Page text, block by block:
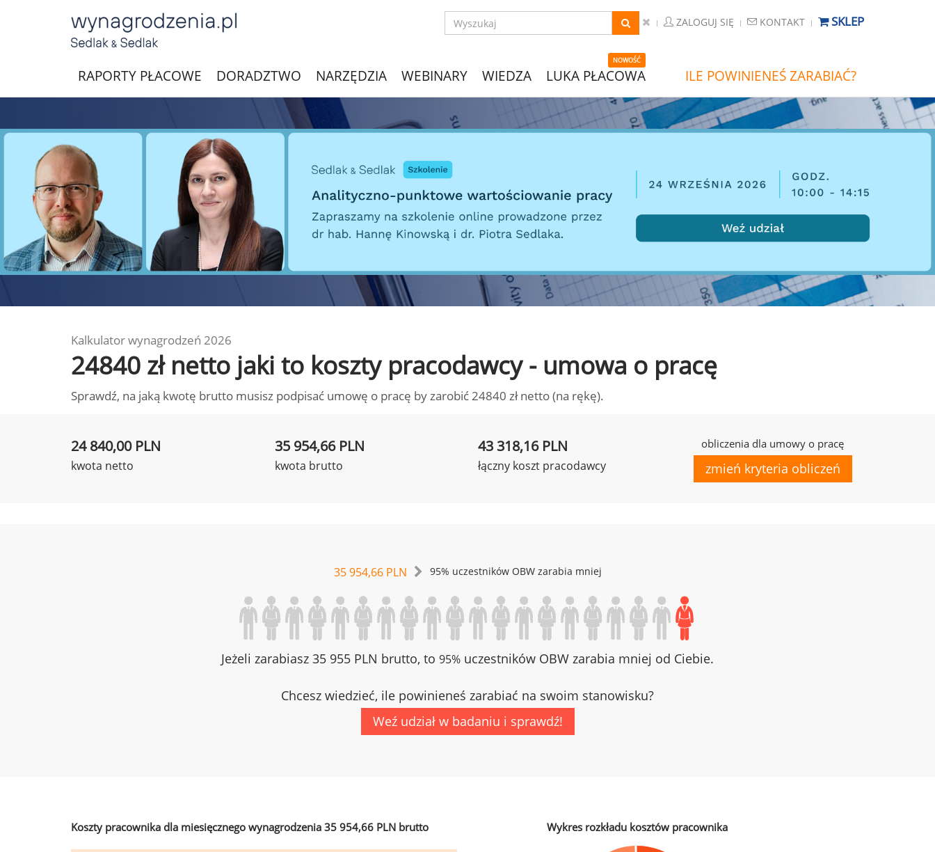
ZALOGUJ SIĘ KONTAKT SKLEP
RAPORTY PŁACOWE DORADZTWO NARZĘDZIA WEBINARY WIEDZA
NOWOŚĆ
LUKA PŁACOWA ILE POWINIENEŚ ZARABIAĆ?
Kalkulator wynagrodzeń 2026
24840 zł netto jaki to koszty pracodawcy - umowa o pracę
Sprawdź, na jaką kwotę brutto musisz podpisać umowę o pracę by zarobić 24840 zł netto (na rękę).
24 840,00 PLN
kwota netto
35 954,66 PLN
kwota brutto
43 318,16 PLN
łączny koszt pracodawcy
obliczenia dla umowy o pracę
zmień kryteria obliczeń
35 954,66 PLN 95% uczestników OBW zarabia mniej
Jeżeli zarabiasz 35 955 PLN brutto, to 95% uczestników OBW zarabia mniej od Ciebie.
Chcesz wiedzieć, ile powinieneś zarabiać na swoim stanowisku?
Weź udział w badaniu i sprawdź!
Koszty pracownika dla miesięcznego wynagrodzenia 35 954,66 PLN brutto Wykres rozkładu kosztów pracownika